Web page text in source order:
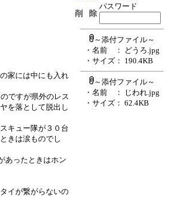
家には中にも入れ
ですが県外のレス
を落として脱出し
キュー隊が３０台
きは涙ものでし
あったときはホン
イが繋がらないの
パスワード
～添付ファイル～
・名前
： どうろ.jpg
・サイズ： 190.4KB
～添付ファイル～
・名前
： じわれ.jpg
・サイズ： 62.4KB